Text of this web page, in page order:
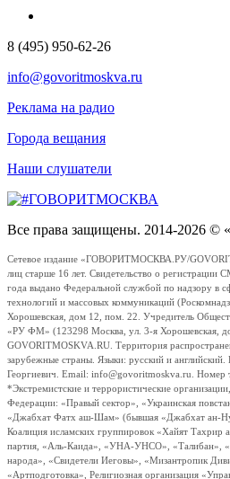
8 (495) 950-62-26
info@govoritmoskva.ru
Реклама на радио
Города вещания
Наши слушатели
Все права защищены. 2014-2026 ©
Сетевое издание «ГОВОРИТМОСКВА.РУ/
лиц старше 16 лет. Свидетельство о
года выдано Федеральной службой по надзору в
технологий и массовых коммуникаций
Хорошевская, дом 12, пом. 22. Учредитель
«РУ ФМ» (123298 Москва, ул. 3-я Хорошевская,
GOVORITMOSKVA.RU. Территория
зарубежные страны. Языки: русский и английский.
Георгиевич. Email: info@govoritmoskva.ru. Номер
*Экстремистские и террористические
Федерации: «Правый сектор», «Украинская
«Джабхат Фатх аш-Шам» (бывшая «Джабхат ан-
Коалиция исламских группировок «Хайят
партия, «Аль-Каида», «УНА-УНСО», «Талибан»,
народа», «Свидетели Иеговы», «Мизантропик
«Артподготовка», Религиозная организация